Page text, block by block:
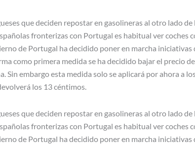
que deciden repostar en gasolineras al otro lado de
fronterizas con Portugal es habitual ver coches
de Portugal ha decidido poner en marcha iniciativas
como primera medida se ha decidido bajar el precio
Sin embargo esta medida solo se aplicará por ahora a
los 13 céntimos.
que deciden repostar en gasolineras al otro lado de
fronterizas con Portugal es habitual ver coches
de Portugal ha decidido poner en marcha iniciativas